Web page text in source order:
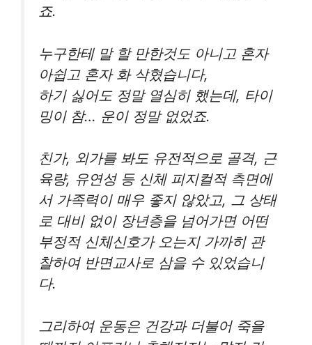
죠.
누구한테 말 할 만한것도 아니고 혼자
아쉽고 혼자 화 삭혔습니다,
하기 싫어도 정말 열심히 했는데, 타이
밍이 참… 운이 정말 없었죠.
친가, 외가를 봐도 유전적으로 골격, 근
육량, 유연성 등 신체 피지컬적 측면에
서 가족력이 매우 좋지 않았고, 그 상태
로 대비 없이 장년층을 넘어가면 어떤
부정적 신체신호가 오는지 가까히 관
찰하여 반면교사로 삼을 수 있었습니
다.
그리하여 운동은 건강과 더불어 죽을